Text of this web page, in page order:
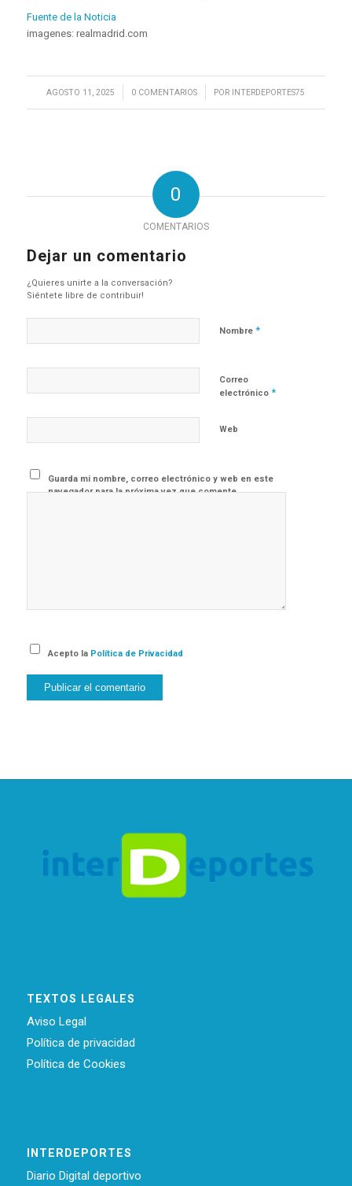
Fuente de la Noticia
imagenes: realmadrid.com
AGOSTO 11, 2025
/ 0 COMENTARIOS
/ POR INTERDEPORTES75
0
COMENTARIOS
Dejar un comentario
¿Quieres unirte a la conversación?
Siéntete libre de contribuir!
Nombre *
Correo
electrónico *
Web
Guarda mi nombre, correo electrónico y web en este
navegador para la próxima vez que comente.
Acepto la Política de Privacidad
TEXTOS LEGALES
Aviso Legal
Política de privacidad
Política de Cookies
INTERDEPORTES
Diario Digital deportivo